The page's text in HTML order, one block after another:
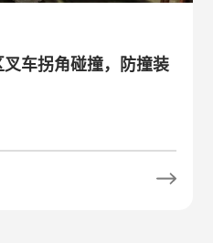
车拐角碰撞，防撞装